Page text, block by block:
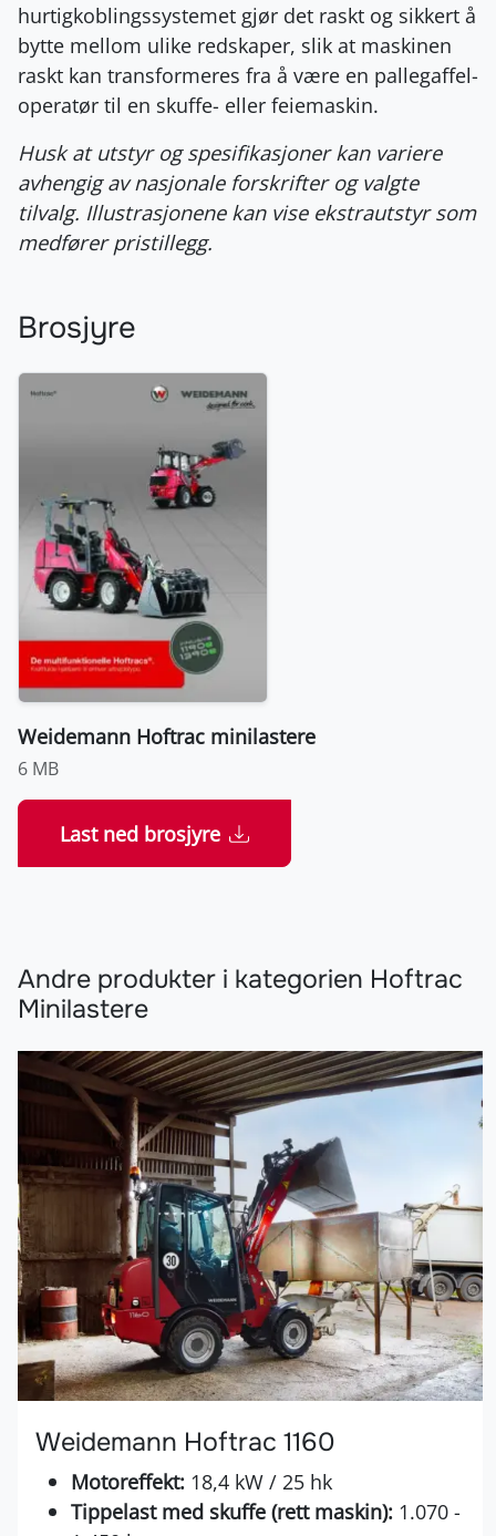
hurtigkoblingssystemet gjør det raskt og sikkert å
bytte mellom ulike redskaper, slik at maskinen
raskt kan transformeres fra å være en pallegaffel-
operatør til en skuffe- eller feiemaskin.
Husk at utstyr og spesifikasjoner kan variere
avhengig av nasjonale forskrifter og valgte
tilvalg. Illustrasjonene kan vise ekstrautstyr som
medfører pristillegg.
Brosjyre
Weidemann Hoftrac minilastere
6 MB
Last ned brosjyre
Andre produkter i kategorien Hoftrac
Minilastere
Weidemann Hoftrac 1160
Motoreffekt: 18,4 kW / 25 hk
Tippelast med skuffe (rett maskin): 1.070 -